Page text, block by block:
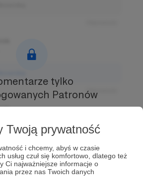
Twoją prywatność
i chcemy, abyś w czasie
usług czuł się komfortowo, dlatego też
Ci najważniejsze informacje o
przez nas Twoich danych
Odpowiedz
Odpowiedz
tylko
Patronów
dostęp!
Patronem